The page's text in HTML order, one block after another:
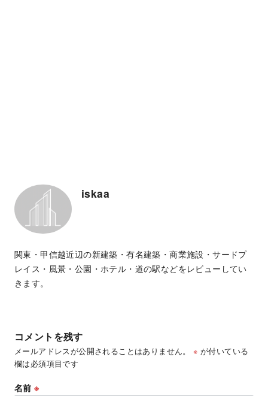
iskaa
関東・甲信越近辺の新建築・有名建築・商業施設・サードプ
レイス・風景・公園・ホテル・道の駅などをレビューしてい
きます。
コメントを残す
メールアドレスが公開されることはありません。 ※ が付いている
欄は必須項目です
名前※